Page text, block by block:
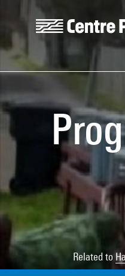
Skip to main content
Centre Pompidou
Related to